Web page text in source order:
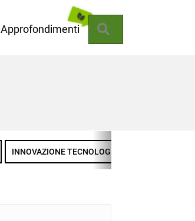
Approfondimenti
INNOVAZIONE TECNOLOGICA